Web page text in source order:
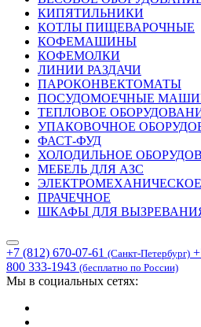
КИПЯТИЛЬНИКИ
КОТЛЫ ПИЩЕВАРОЧНЫЕ
КОФЕМАШИНЫ
КОФЕМОЛКИ
ЛИНИИ РАЗДАЧИ
ПАРОКОНВЕКТОМАТЫ
ПОСУДОМОЕЧНЫЕ
ТЕПЛОВОЕ
УПАКОВОЧНОЕ
ФАСТ-ФУД
ХОЛОДИЛЬНОЕ
МЕБЕЛЬ ДЛЯ АЗС
ПРАЧЕЧНОЕ
ШКАФЫ ДЛЯ
+7 (812) 670-07-61 (Санкт-Петербург)
800 333-1943 (бесплатно по России)
Мы в социальных сетях: